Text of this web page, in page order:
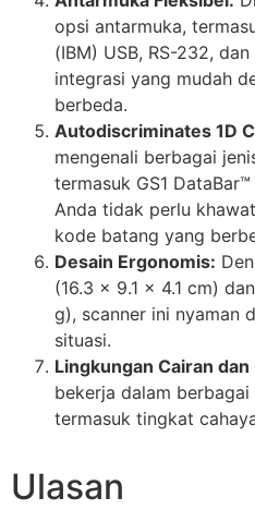
opsi antarmuka,
(IBM) USB, RS-232,
integrasi yang mudah
berbeda.
Autodiscriminates 1D
mengenali berbagai
termasuk GS1
Anda tidak perlu
kode batang yang
Desain Ergonomis:
(16.3 x 9.1 x 4.1 cm)
g), scanner ini nyaman
situasi.
Lingkungan Cairan dan
bekerja dalam
termasuk tingkat
Ulasan